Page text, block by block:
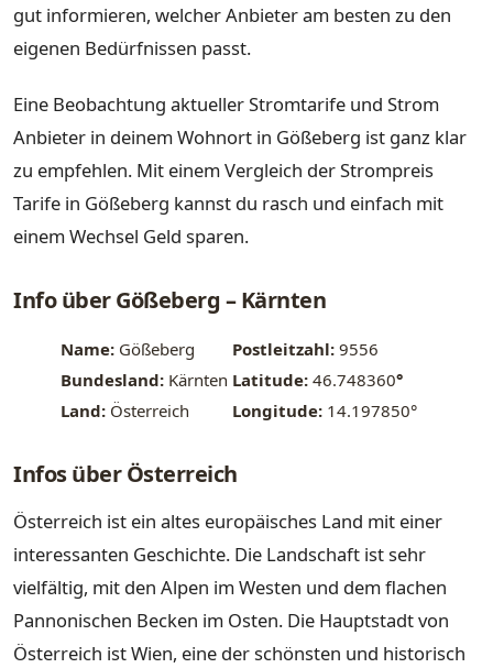
gut informieren, welcher Anbieter am besten zu den
eigenen Bedürfnissen passt.
Eine Beobachtung aktueller Stromtarife und Strom
Anbieter in deinem Wohnort in Gößeberg ist ganz klar
zu empfehlen. Mit einem Vergleich der Strompreis
Tarife in Gößeberg kannst du rasch und einfach mit
einem Wechsel Geld sparen.
Info über Gößeberg – Kärnten
Name: Gößeberg Postleitzahl: 9556
Bundesland: Kärnten Latitude: 46.748360°
Land: Österreich Longitude: 14.197850°
Infos über Österreich
Österreich ist ein altes europäisches Land mit einer
interessanten Geschichte. Die Landschaft ist sehr
vielfältig, mit den Alpen im Westen und dem flachen
Pannonischen Becken im Osten. Die Hauptstadt von
Österreich ist Wien, eine der schönsten und historisch